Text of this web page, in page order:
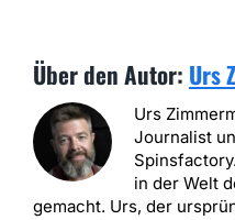
Über den Autor: Urs
Urs
Journalist
in der Welt
gemacht. Urs, der